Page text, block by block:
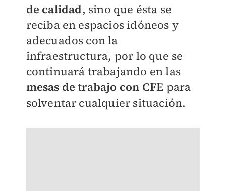
de calidad, sino que ésta se
reciba en espacios idóneos y
adecuados con la
infraestructura, por lo que se
continuará trabajando en las
mesas de trabajo con CFE para
solventar cualquier situación.